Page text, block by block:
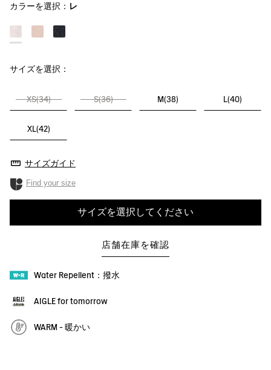
カラーを選択： レ
サイズを選択：
XS(34) S(36) M(38) L(40)
XL(42)
サイズガイド
Find your size
サイズを選択してください
店舗在庫を確認
Water Repellent：撥水
AIGLE for tomorrow
WARM - 暖かい